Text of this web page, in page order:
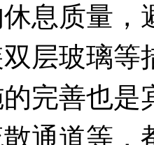
息质量，
层玻璃等
善也是
通道等